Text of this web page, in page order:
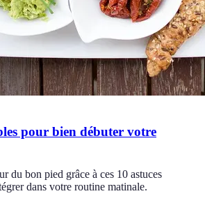
pour bien débuter votre
du bon pied grâce à ces 10 astuces
dans votre routine matinale.